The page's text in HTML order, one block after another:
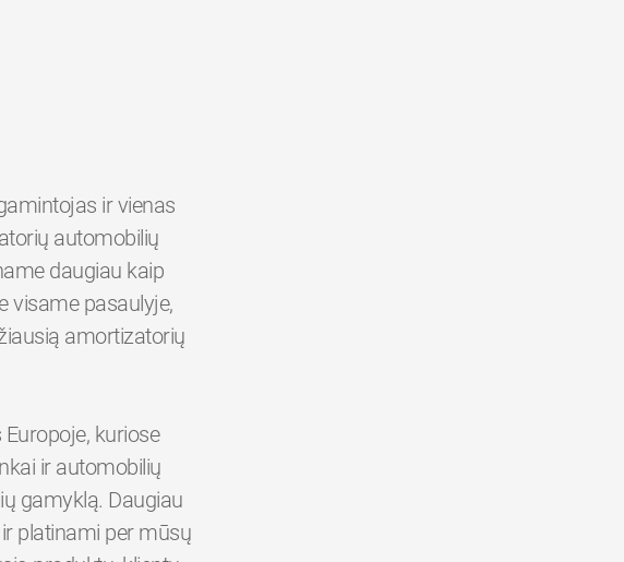
ir vienas
automobilių
daugiau kaip
pasaulyje,
amortizatorių
kuriose
ir automobilių
gamyklą. Daugiau
platinami per mūsų